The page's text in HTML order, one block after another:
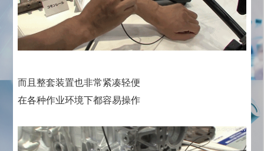
而且整套装置也非常紧凑轻便
在各种作业环境下都容易操作